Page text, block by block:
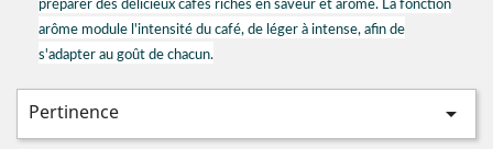
préparer des délicieux cafés riches en saveur et arôme. La fonction
arôme module l'intensité du café, de léger à intense, afin de
s'adapter au goût de chacun.
Pertinence 